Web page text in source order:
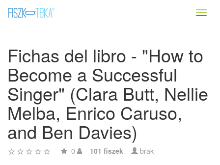
Fichas del libro - "How to
Become a Successful
Singer" (Clara Butt, Nellie
Melba, Enrico Caruso,
and Ben Davies)
0 101 fiszek brak